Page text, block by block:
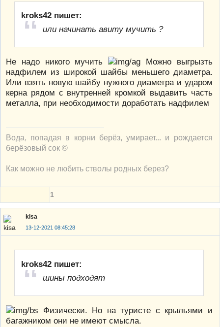
kroks42 пишет:
или начинать авиту мучить ?
Не надо никого мучить
Можно выгрызть
надфилем из широкой шайбы меньшего диаметра.
Или взять новую шайбу нужного диаметра и ударом
керна рядом с внутренней кромкой выдавить часть
металла, при необходимости доработать надфилем
Вода, попадая в корни берёз, умирает... и рождается
берёзовый сок ©
Как можно не любить стволы родных берез?
1
kisa
13-12-2021 08:45:28
kroks42 пишет:
шины подходят
Физически. Но на туристе с крыльями и
багажником они не имеют смысла.